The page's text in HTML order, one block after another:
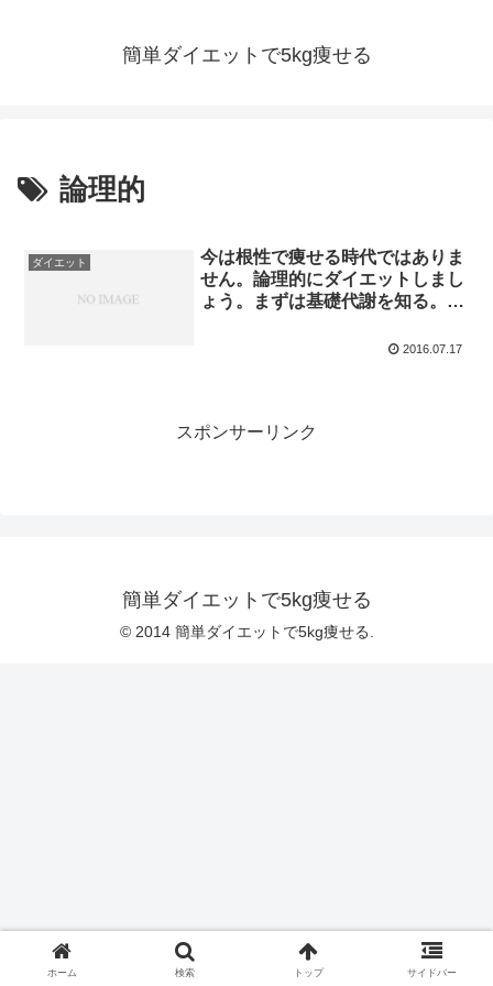
簡単ダイエットで5kg痩せる
論理的
ダイエット
今は根性で痩せる時代ではありま
せん。論理的にダイエットしまし
ょう。まずは基礎代謝を知る。基
2016.07.17
スポンサーリンク
簡単ダイエットで5kg痩せる
© 2014 簡単ダイエットで5kg痩せる.
ホーム 検索 トップ サイドバー